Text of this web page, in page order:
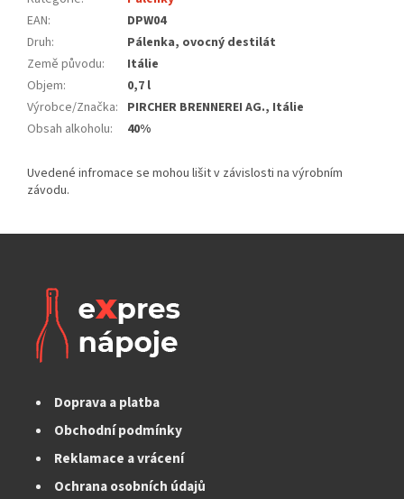
EAN:
DPW04
Druh:
Pálenka, ovocný destilát
Země původu:
Itálie
Objem:
0,7 l
Výrobce/Značka: PIRCHER BRENNEREI AG., Itálie
Obsah alkoholu: 40%
Doprava a platba
Obchodní podmínky
Reklamace a vrácení
Ochrana osobních údajů